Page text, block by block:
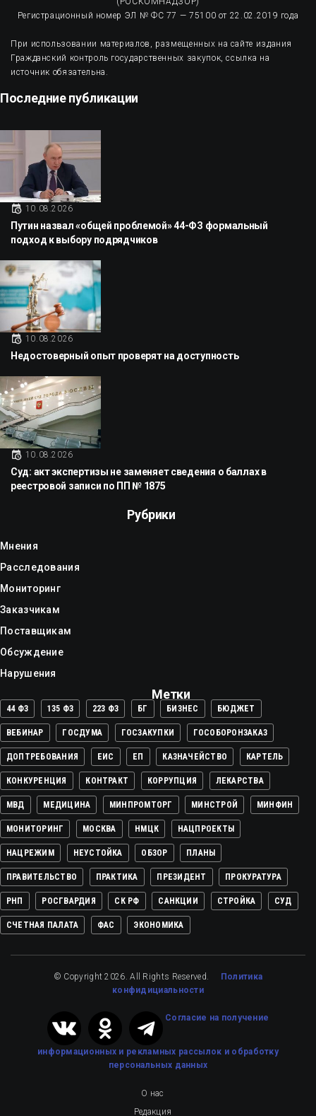
Регистрационный номер ЭЛ № ФС 77 — 75100 от 22.02.2019 года
При использовании материалов, размещенных на сайте издания
Гражданский контроль государственных закупок, ссылка на
источник обязательна.
Последние публикации
10.08.2026
Путин назвал «общей проблемой» 44-ФЗ формальный
подход к выбору подрядчиков
10.08.2026
Недостоверный опыт проверят на доступность
10.08.2026
Суд: акт экспертизы не заменяет сведения о баллах в
реестровой записи по ПП № 1875
Рубрики
Мнения
Расследования
Мониторинг
Заказчикам
Поставщикам
Обсуждение
Нарушения
Метки
44 ФЗ 135 ФЗ 223 ФЗ БГ БИЗНЕС БЮДЖЕТ
ВЕБИНАР ГОСДУМА ГОСЗАКУПКИ ГОСОБОРОНЗАКАЗ
ДОПТРЕБОВАНИЯ ЕИС ЕП КАЗНАЧЕЙСТВО КАРТЕЛЬ
КОНКУРЕНЦИЯ КОНТРАКТ КОРРУПЦИЯ ЛЕКАРСТВА
МВД МЕДИЦИНА МИНПРОМТОРГ МИНСТРОЙ МИНФИН
МОНИТОРИНГ МОСКВА НМЦК НАЦПРОЕКТЫ
НАЦРЕЖИМ НЕУСТОЙКА ОБЗОР ПЛАНЫ
ПРАВИТЕЛЬСТВО ПРАКТИКА ПРЕЗИДЕНТ ПРОКУРАТУРА
РНП РОСГВАРДИЯ СК РФ САНКЦИИ СТРОЙКА СУД
СЧЕТНАЯ ПАЛАТА ФАС ЭКОНОМИКА
© Copyright 2026. All Rights Reserved. Политика
конфидициальности
Cогласие на получение
информационных и рекламных рассылок и обработку
персональных данных
О нас
Редакция